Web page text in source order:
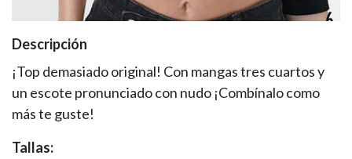
Descripción
¡Top demasiado original! Con mangas tres cuartos y
un escote pronunciado con nudo ¡Combínalo como
más te guste!
Tallas: